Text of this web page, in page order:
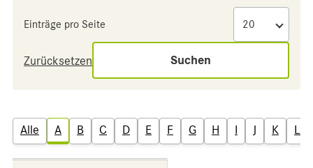
Einträge pro Seite
Zurücksetzen Suchen
Alle A B C D E F G H I J K L